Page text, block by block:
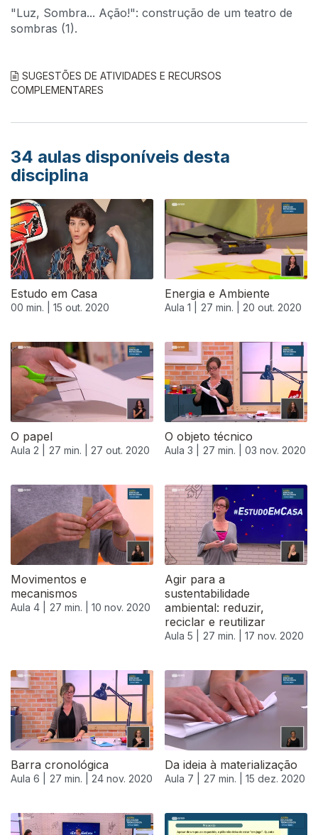
"Luz, Sombra... Ação!": construção de um teatro de
sombras (1).
SUGESTÕES DE ATIVIDADES E RECURSOS
COMPLEMENTARES
34 aulas disponíveis desta
disciplina
Estudo em Casa
00 min. | 15 out. 2020
Energia e Ambiente
Aula 1 | 27 min. | 20 out. 2020
O papel
Aula 2 | 27 min. | 27 out. 2020
O objeto técnico
Aula 3 | 27 min. | 03 nov. 2020
Movimentos e
mecanismos
Aula 4 | 27 min. | 10 nov. 2020
Agir para a
sustentabilidade
ambiental: reduzir,
reciclar e reutilizar
Aula 5 | 27 min. | 17 nov. 2020
Barra cronológica
Aula 6 | 27 min. | 24 nov. 2020
Da ideia à materialização
Aula 7 | 27 min. | 15 dez. 2020